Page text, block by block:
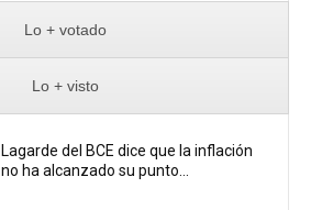
Lo + votado
Lo + visto
Lagarde del BCE dice que la inflación
no ha alcanzado su punto...